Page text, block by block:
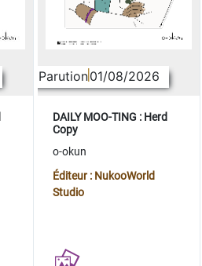
Parution01/08/2026
DAILY MOO-TING : Herd
Copy
o-okun
Éditeur : NukooWorld
Studio